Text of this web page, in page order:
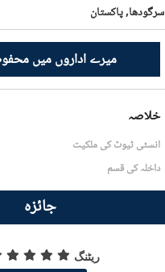
سرگودھا,پاکستان
میرے اداروں میں
خلاصہ
انسٹی ٹیوٹ کی ملکیت
داخلہ کی قسم
جائزہ
ریٹنگ